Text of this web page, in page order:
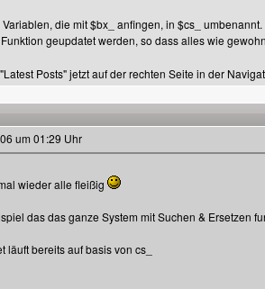
die mit $bx_ anfingen, in $cs_
geupdatet werden, so dass alles wie
Posts" jetzt auf der rechten Seite in der
um 01:29 Uhr
wieder alle fleißig
das das ganze System mit Suchen & Ersetzen
läuft bereits auf basis von cs_